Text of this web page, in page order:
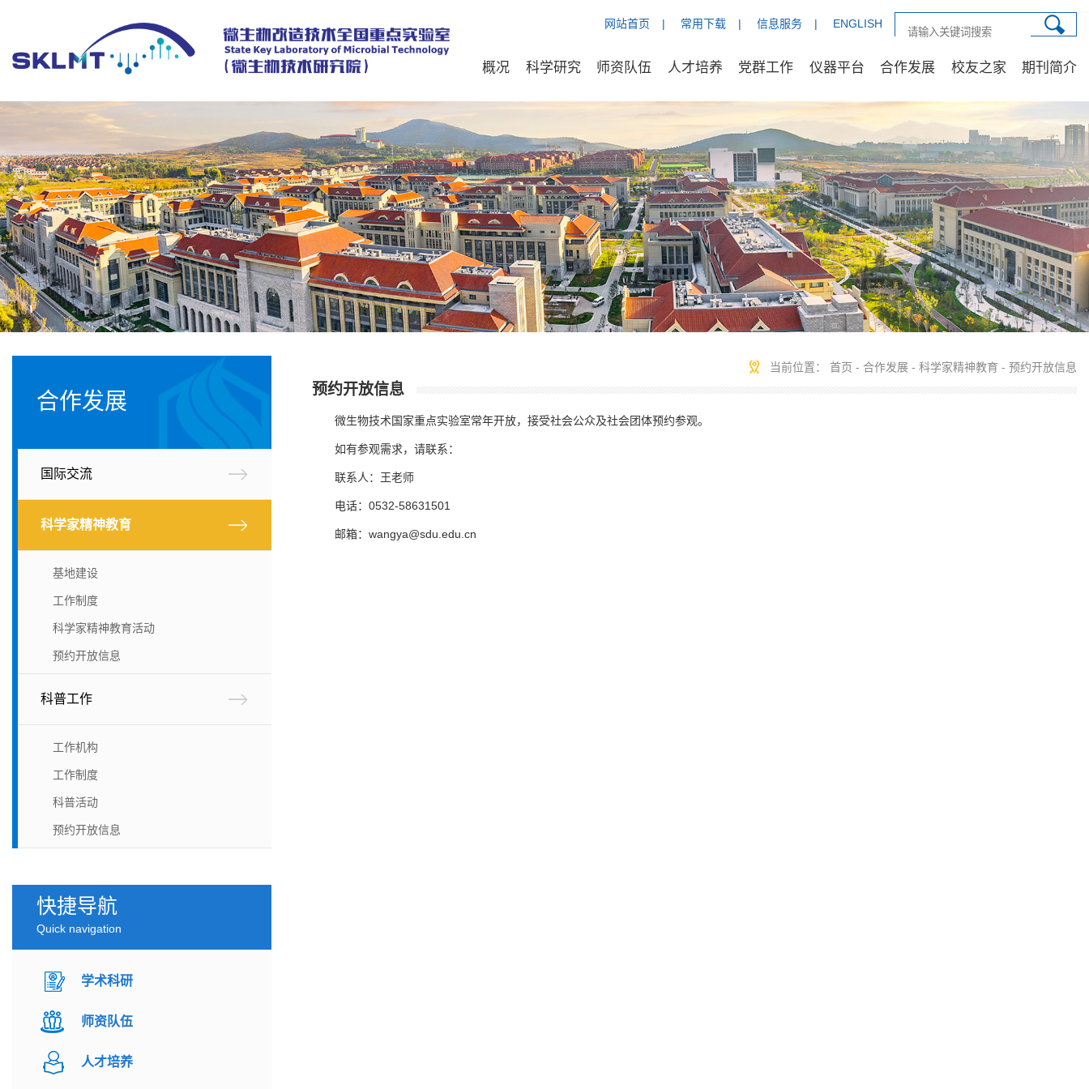
网站首页 | 常用下载 | 信息服务 | ENGLISH
概况 科学研究 师资队伍 人才培养 党群工作 仪器平台 合作发展 校友之家 期刊简介
合作发展
国际交流
科学家精神教育
基地建设
工作制度
科学家精神教育活动
预约开放信息
科普工作
工作机构
工作制度
科普活动
预约开放信息
快捷导航
Quick navigation
学术科研
师资队伍
人才培养
当前位置： 首页 - 合作发展 - 科学家精神教育 - 预约开放信息
预约开放信息
微生物技术国家重点实验室常年开放，接受社会公众及社会团体预约参观。
如有参观需求，请联系：
联系人：王老师
电话：0532-58631501
邮箱：wangya@sdu.edu.cn